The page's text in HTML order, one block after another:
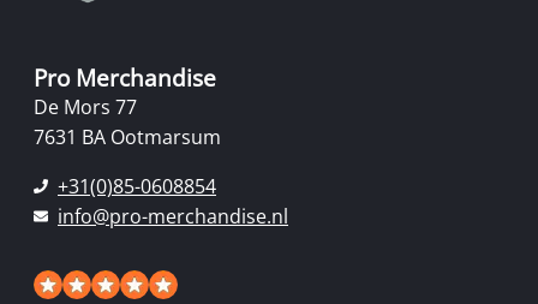
Pro Merchandise
De Mors 77
7631 BA Ootmarsum
+31(0)85-0608854
info@pro-merchandise.nl